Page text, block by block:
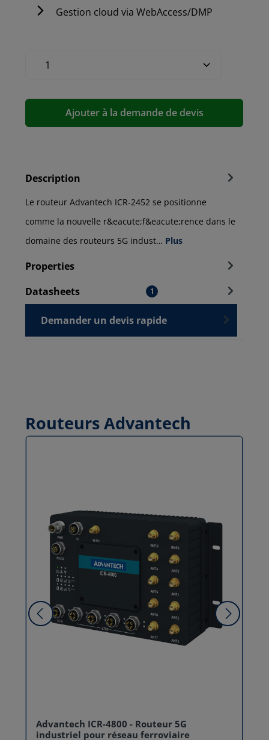
Gestion cloud via WebAccess/DMP
Ajouter à la demande de devis
Description
Le routeur Advantech ICR-2452 se positionne
comme la nouvelle r&eacute;f&eacute;rence dans le
domaine des routeurs 5G indust… Plus
Properties
Datasheets
1
Demander un devis rapide
Routeurs Advantech
Advantech ICR-4800 - Routeur 5G
industriel pour réseau ferroviaire